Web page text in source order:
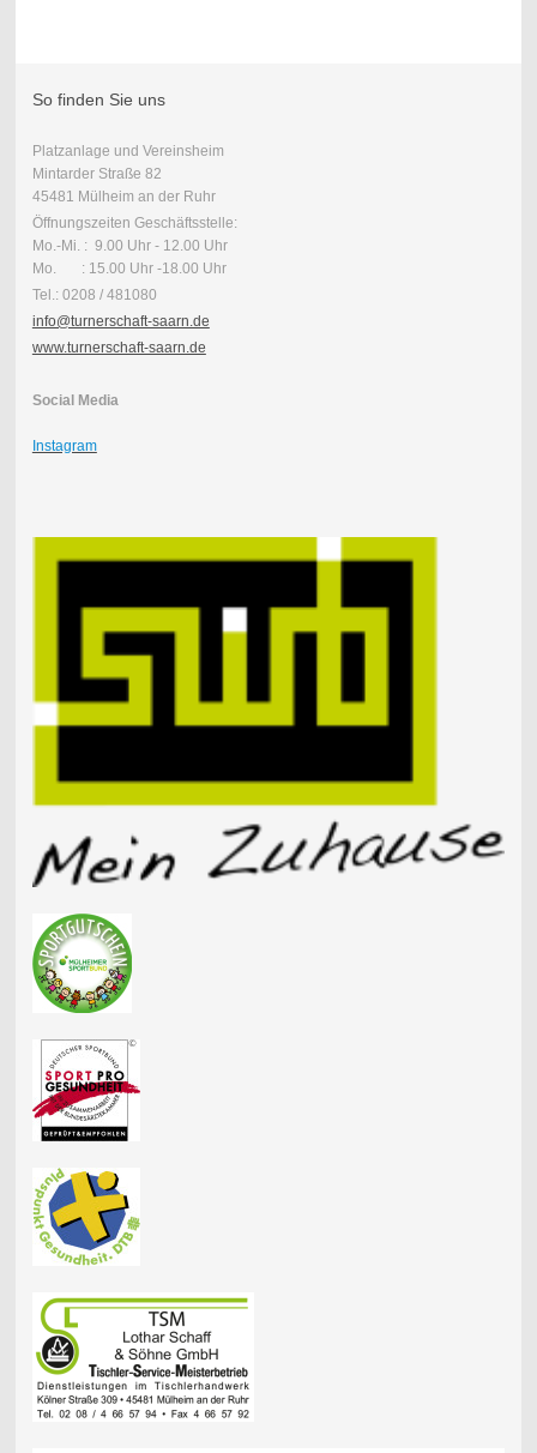
So finden Sie uns
Platzanlage und Vereinsheim
Mintarder Straße 82
45481 Mülheim an der Ruhr
Öffnungszeiten Geschäftsstelle:
Mo.-Mi. : 9.00 Uhr - 12.00 Uhr
Mo. : 15.00 Uhr -18.00 Uhr
Tel.: 0208 / 481080
info@turnerschaft-saarn.de
www.turnerschaft-saarn.de
Social Media
Instagram